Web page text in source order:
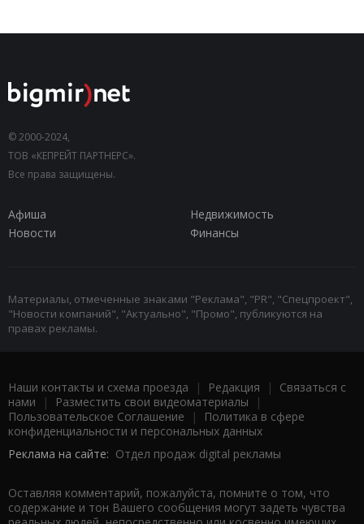
© 2000-2024,
ТОВ «КЕПРЕЙТ ПАРТНЕРС».
Все права защищены.
Афиша
Недвижимость
Новости
Финансы
Материалы, отмеченные знаками "Реклама", "PR", "Спецпроект",
"Новости компаний", "Актуально", "Промо", публикуются на
правах рекламы.
Наши контакты и схема проезда | Редакция | Связаться с
нами | Разместить свои видеоматериалы |
Пользовательское Соглашение |
Политика в сфере
конфиденциальности и персональных данных
Реклама на сайте: Отдел продаж digital рекламы
Оставляя комментарий, пожалуйста, помните о том, что
содержание и тон Вашего сообщения могут задеть чувства